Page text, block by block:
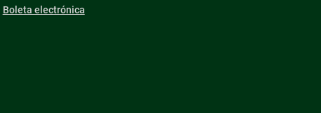
Boleta electrónica